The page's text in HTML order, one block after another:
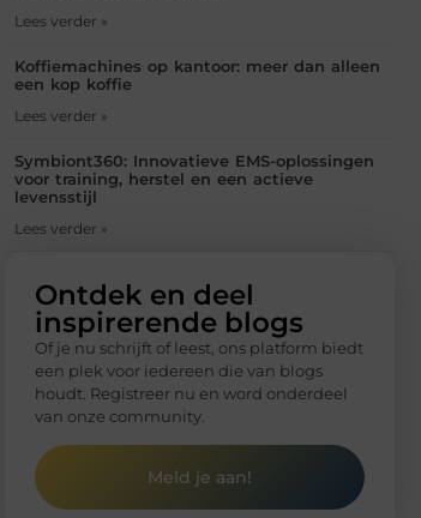
Lees verder »
Koffiemachines op kantoor: meer dan alleen
een kop koffie
Lees verder »
Symbiont360: Innovatieve EMS-oplossingen
voor training, herstel en een actieve
levensstijl
Lees verder »
Ontdek en deel
inspirerende blogs
Of je nu schrijft of leest, ons platform biedt
een plek voor iedereen die van blogs
houdt. Registreer nu en word onderdeel
van onze community.
Meld je aan!